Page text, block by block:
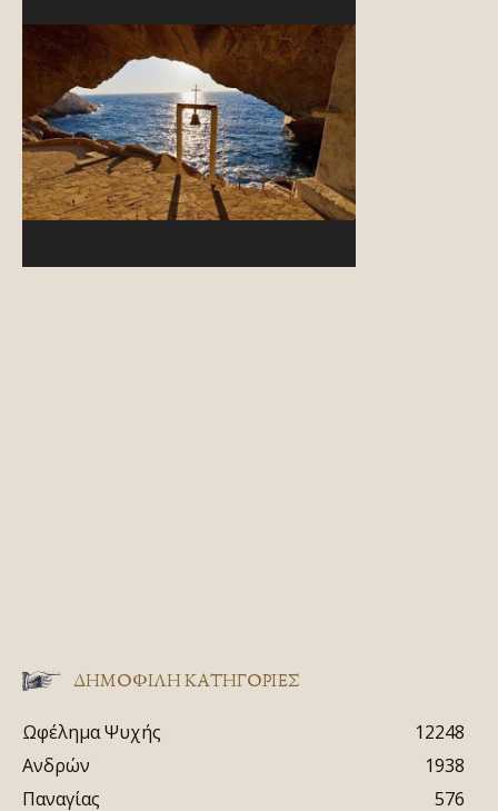
ΔΗΜΟΦΙΛΗ ΚΑΤΗΓΟΡΙΕΣ
Ωφέλημα Ψυχής
12248
Ανδρών
1938
Παναγίας
576